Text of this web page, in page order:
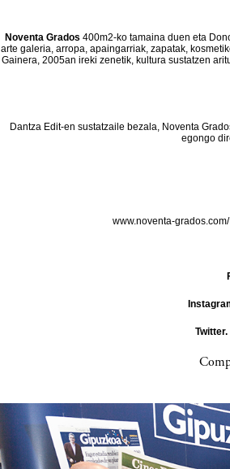
Noventa Grados 400m2-ko tamaina duen eta
arte galeria, arropa, apaingarriak, zapatak,
Gainera, 2005an ireki zenetik, kultura sustatzen
Dantza Edit-en sustatzaile bezala, Noventa
egongo
www.noventa-
Twitter.